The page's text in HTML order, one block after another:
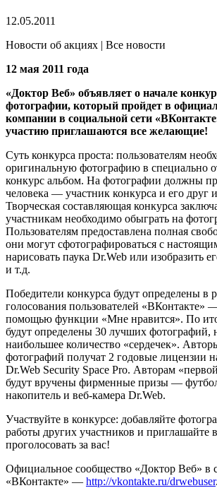
12.05.2011
Новости об акциях | Все новости
12 мая 2011 года
«Доктор Веб» объявляет о начале
фотографии, который пройдет в
компании в социальной сети
участию приглашаются все желающие!
Суть конкурса проста: пользователям
оригинальную фотографию в специально
конкурс альбом. На фотографии должны
человека — участник конкурса и его друг
Творческая составляющая конкурса
участникам необходимо обыграть на
Пользователям предоставлена полная
они могут сфотографироваться с
нарисовать паука Dr.Web или изобразить
и т.д.
Победители конкурса будут определены в
голосования пользователей «ВКонтакте»
помощью функции «Мне нравится». По
будут определены 30 лучших фотографий,
наибольшее количество «сердечек».
фотографий получат 2 годовые лицензии
Dr.Web Security Space Pro. Авторам
будут вручены фирменные призы —
накопитель и веб-камера Dr.Web.
Участвуйте в конкурсе: добавляйте
работы других участников и приглашайте
проголосовать за вас!
Официальное сообщество «Доктор Веб» в
«ВКонтакте» — http://vkontakte.ru/drwebuser.